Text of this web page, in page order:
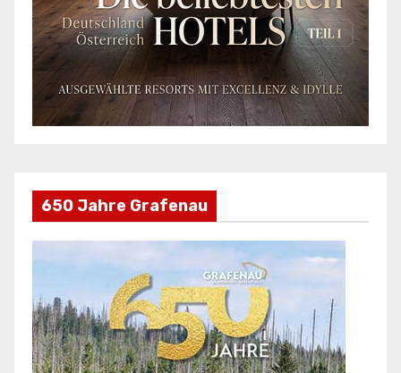
650 Jahre Grafenau